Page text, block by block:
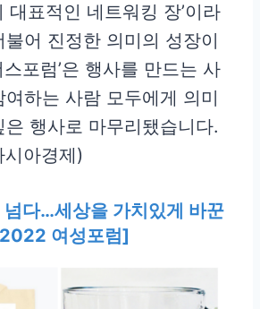
대표적인 네트워킹 장’이라
어 진정한 의미의 성장이
스포럼’은 행사를 만드는 사
여하는 사람 모두에게 의미
행사로 마무리됐습니다.
아경제)
넘다…세상을 가치있게 바꾼
여성포럼]